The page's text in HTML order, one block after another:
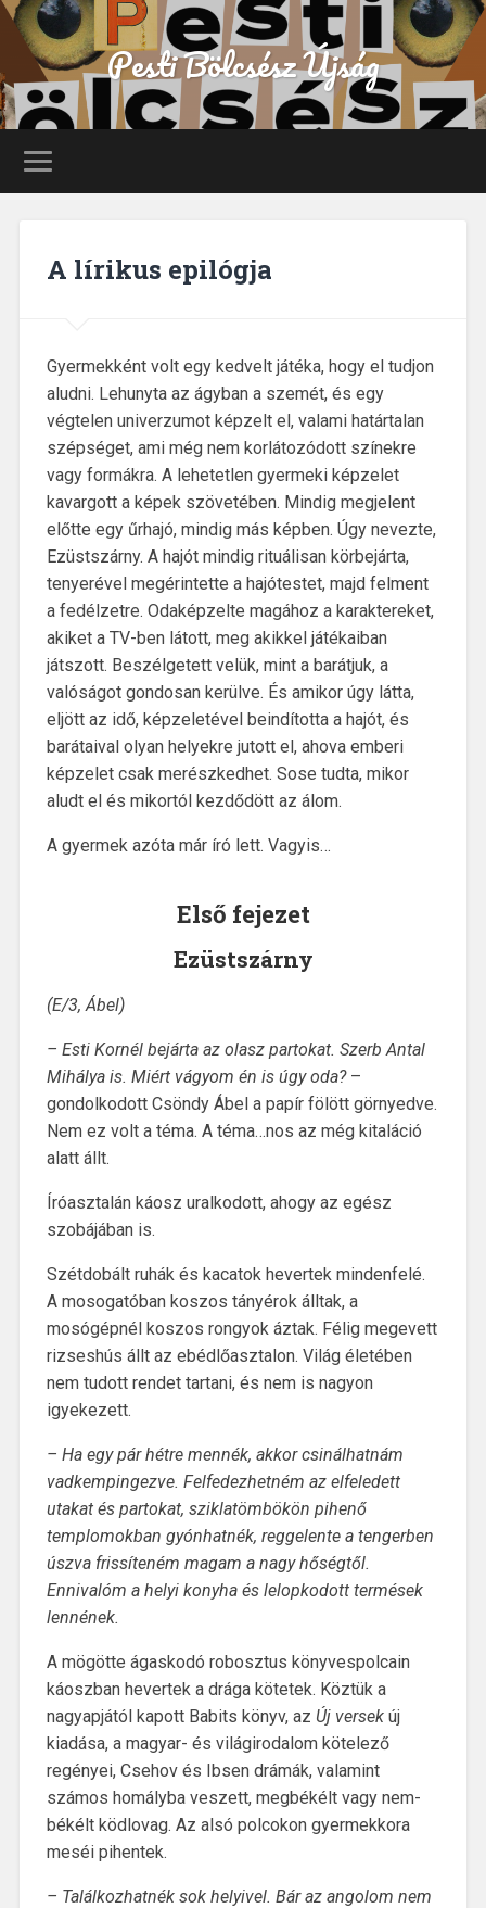
Pesti Bölcsész Újság
A lírikus epilógja
Gyermekként volt egy kedvelt játéka, hogy el tudjon
aludni. Lehunyta az ágyban a szemét, és egy
végtelen univerzumot képzelt el, valami határtalan
szépséget, ami még nem korlátozódott színekre
vagy formákra. A lehetetlen gyermeki képzelet
kavargott a képek szövetében. Mindig megjelent
előtte egy űrhajó, mindig más képben. Úgy nevezte,
Ezüstszárny. A hajót mindig rituálisan körbejárta,
tenyerével megérintette a hajótestet, majd felment
a fedélzetre. Odaképzelte magához a karaktereket,
akiket a TV-ben látott, meg akikkel játékaiban
játszott. Beszélgetett velük, mint a barátjuk, a
valóságot gondosan kerülve. És amikor úgy látta,
eljött az idő, képzeletével beindította a hajót, és
barátaival olyan helyekre jutott el, ahova emberi
képzelet csak merészkedhet. Sose tudta, mikor
aludt el és mikortól kezdődött az álom.
A gyermek azóta már író lett. Vagyis…
Első fejezet
Ezüstszárny
(E/3, Ábel)
– Esti Kornél bejárta az olasz partokat. Szerb Antal
Mihálya is. Miért vágyom én is úgy oda?–
gondolkodott Csöndy Ábel a papír fölött görnyedve.
Nem ez volt a téma. A téma…nos az még kitaláció
alatt állt.
Íróasztalán káosz uralkodott, ahogy az egész
szobájában is.
Szétdobált ruhák és kacatok hevertek mindenfelé.
A mosogatóban koszos tányérok álltak, a
mosógépnél koszos rongyok áztak. Félig megevett
rizseshús állt az ebédlőasztalon. Világ életében
nem tudott rendet tartani, és nem is nagyon
igyekezett.
– Ha egy pár hétre mennék, akkor csinálhatnám
vadkempingezve. Felfedezhetném az elfeledett
utakat és partokat, sziklatömbökön pihenő
templomokban gyónhatnék, reggelente a tengerben
úszva frissíteném magam a nagy hőségtől.
Ennivalóm a helyi konyha és lelopkodott termések
lennének.
A mögötte ágaskodó robosztus könyvespolcain
káoszban hevertek a drága kötetek. Köztük a
nagyapjától kapott Babits könyv, az Új versek új
kiadása, a magyar- és világirodalom kötelező
regényei, Csehov és Ibsen drámák, valamint
számos homályba veszett, megbékélt vagy nem-
békélt ködlovag. Az alsó polcokon gyermekkora
meséi pihentek.
– Találkozhatnék sok helyivel. Bár az angolom nem